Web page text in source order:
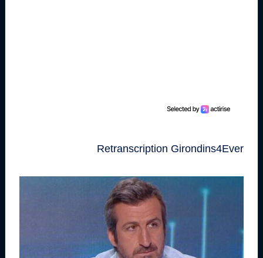
Retranscription Girondins4Ever